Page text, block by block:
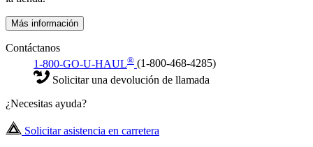
Más información
Contáctanos
1-800-GO-U-HAUL® (1-800-468-4285)
Solicitar una devolución de llamada
¿Necesitas ayuda?
Solicitar asistencia en carretera